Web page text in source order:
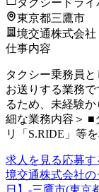
タクシードライ
東京都三鷹市
境交通株式会社
仕事内容
タクシー乗務員
お送りする業務
るため、未経験
細な業務内容＞ ■
リ「S.RIDE」等
求人を見る応募す
境交通株式会社